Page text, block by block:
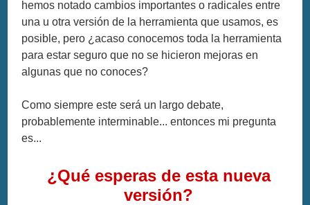
hemos notado cambios importantes o radicales entre
una u otra versión de la herramienta que usamos, es
posible, pero ¿acaso conocemos toda la herramienta
para estar seguro que no se hicieron mejoras en
algunas que no conoces?
Como siempre este será un largo debate,
probablemente interminable... entonces mi pregunta
es...
¿Qué esperas de esta nueva
versión?